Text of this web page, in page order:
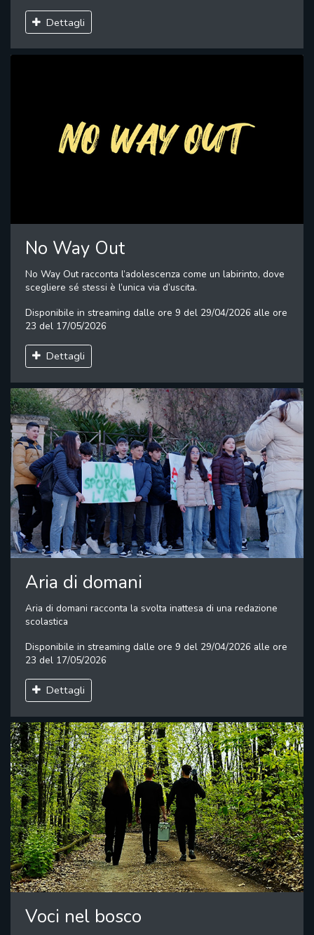
Dettagli
No Way Out
No Way Out racconta l’adolescenza come un labirinto, dove
scegliere sé stessi è l’unica via d’uscita.
Disponibile in streaming dalle ore 9 del 29/04/2026 alle ore
23 del 17/05/2026
Dettagli
Aria di domani
Aria di domani racconta la svolta inattesa di una redazione
scolastica
Disponibile in streaming dalle ore 9 del 29/04/2026 alle ore
23 del 17/05/2026
Dettagli
Voci nel bosco